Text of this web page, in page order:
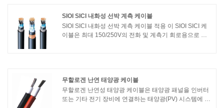
SIOI SICI 내화성 선박 계측 케이블
SIOI SICI 내화성 선박 계측 케이블 적용 이 SIOI SICI 케
이블은 최대 150/250V의 전화 및 계측기 회로용으로 설
무할로겐 난연 태양광 케이블
무할로겐 난연성 태양광 케이블은 태양광 패널을 인버터
또는 기타 전기 장비에 연결하는 태양광(PV) 시스템에 사